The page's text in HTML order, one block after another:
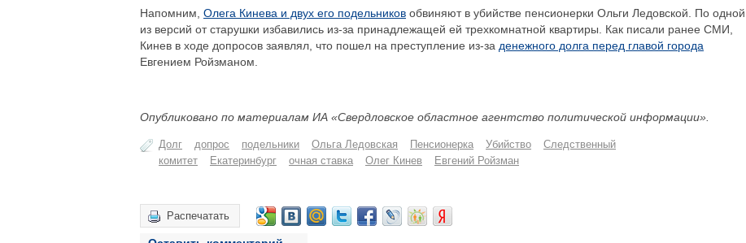
Напомним, Олега Кинева и двух его подельников обвиняют в убийстве пенсионерки Ольги Ледовской. По одной
из версий от старушки избавились из-за принадлежащей ей трехкомнатной квартиры. Как писали ранее СМИ,
Кинев в ходе допросов заявлял, что пошел на преступление из-за денежного долга перед главой города
Евгением Ройзманом.
Опубликовано по материалам ИА «Свердловское областное агентство политической информации».
Долг допрос подельники Ольга Ледовская Пенсионерка Убийство
Следственный
комитет
Екатеринбург очная ставка Олег Кинев Евгений Ройзман
Распечатать